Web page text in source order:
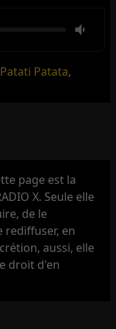
Patati Patata,
page est la
X. Seule elle
de le
rediffuser, en
aussi, elle
droit d'en